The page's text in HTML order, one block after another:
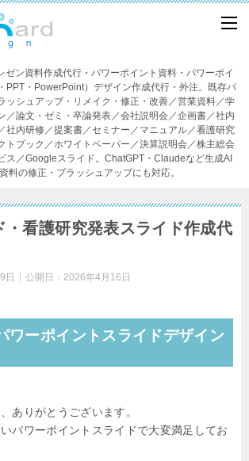
ゼン資料作成代行・パワーポイント資料・パワーポイ
PPT・PowerPoint）デザイン作成代行・外注。既存パ
ッシュアップ・リメイク・修正・改善／営業資料／学
／論文・ゼミ・卒論発表／会社説明会／企画書／社内
社内研修／提案書／セミナー／マニュアル／看護研究
トブック／ホワイトペーパー／決算説明会／株主総会
ス／Googleスライド。ChatGPT・Claudeなど生成AI
料の修正・ブラッシュアップにも対応。
・看護研究発表スライド作成代
日 公開日： 2026年4月16日
ワーポイントスライドデザイン
ありがとうございます。
パワーポイントスライドで大変満足してお